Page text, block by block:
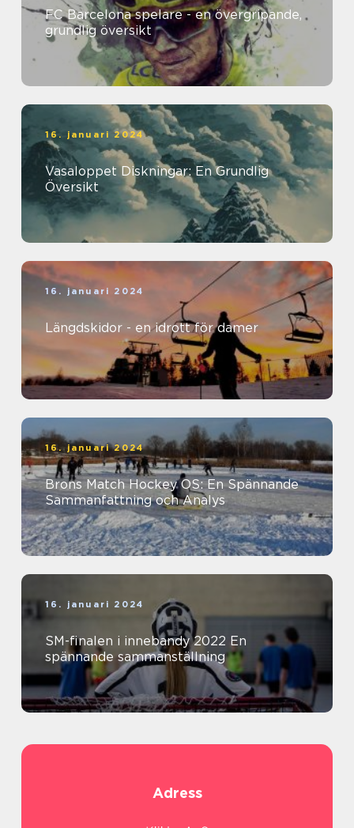
FC Barcelona spelare - en övergripande,
grundlig översikt
16. januari 2024
Vasaloppet Diskningar: En Grundlig
Översikt
16. januari 2024
Längdskidor - en idrott för damer
16. januari 2024
Brons Match Hockey OS: En Spännande
Sammanfattning och Analys
16. januari 2024
SM-finalen i innebandy 2022 En
spännande sammanställning
Adress